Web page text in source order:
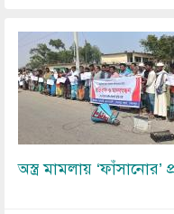
Image
অস্ত্র মামলায় ‘ফাঁসানোর’